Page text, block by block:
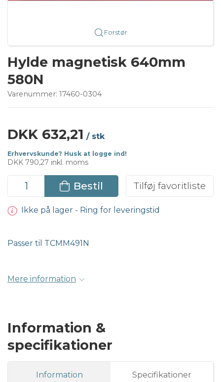
Forstør
Hylde magnetisk 640mm
580N
Varenummer: 17460-0304
DKK 632,21 / stk
Erhvervskunde? Husk at logge ind!
DKK 790,27 inkl. moms
Bestil Tilføj favoritliste
Ikke på lager - Ring for leveringstid
Passer til TCMM491N
Mere information
Information &
specifikationer
Information Specifikationer